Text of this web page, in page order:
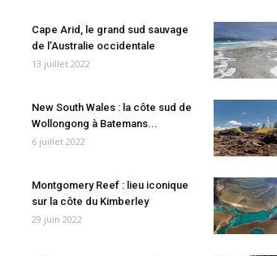
Cape Arid, le grand sud sauvage
de l’Australie occidentale
13 juillet 2022
New South Wales : la côte sud de
Wollongong à Batemans...
6 juillet 2022
Montgomery Reef : lieu iconique
sur la côte du Kimberley
29 juin 2022